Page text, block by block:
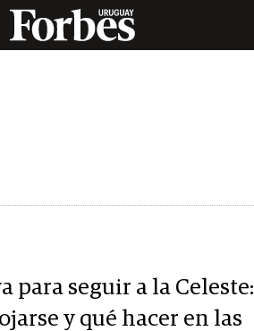
para seguir a la Celeste:
y qué hacer en las